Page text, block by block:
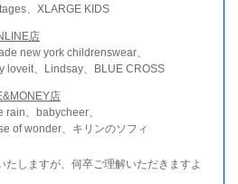
、XLARGE KIDS
店
new york childrenswear、
loveit、Lindsay、BLUE CROSS
店
rain、babycheer、
of wonder、キリンのソフィ
たしますが、何卒ご理解いただきますよ